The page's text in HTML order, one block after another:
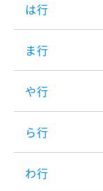
は行
ま行
や行
ら行
わ行